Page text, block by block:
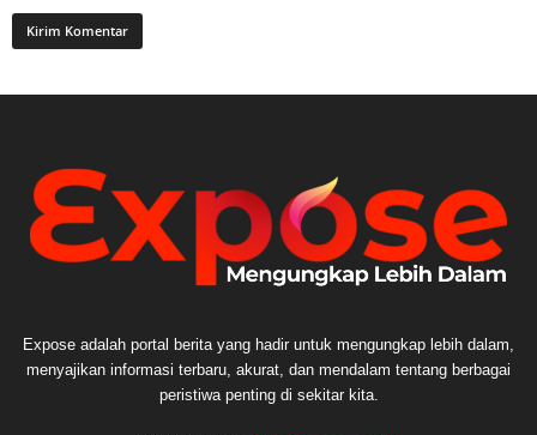
Expose adalah portal berita yang hadir untuk mengungkap lebih dalam,
menyajikan informasi terbaru, akurat, dan mendalam tentang berbagai
peristiwa penting di sekitar kita.